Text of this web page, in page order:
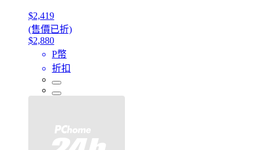
$2,419
(售價已折)
$2,880
P幣
折扣